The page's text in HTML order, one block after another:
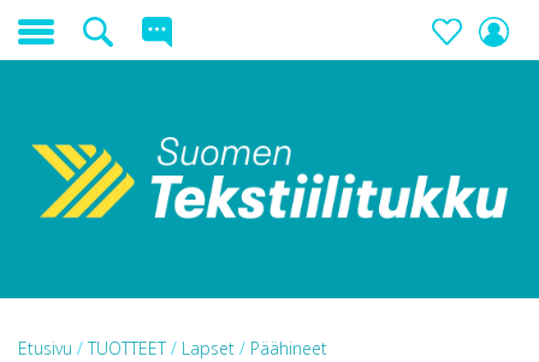
Etusivu /TUOTTEET/ Lapset / Päähineet